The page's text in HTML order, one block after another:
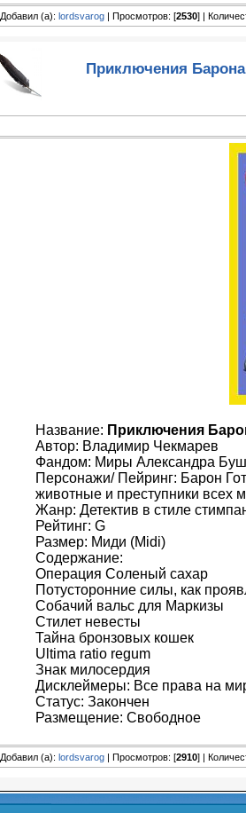
Добавил (а): lordsvarog | Просмотров: [2530] |
Приключения Барона
Название: Приключения
Автор: Владимир Чекмарев
Фандом: Миры Александра
Персонажи/ Пейринг: Барон
животные и преступники всех
Жанр: Детектив в стиле
Рейтинг: G
Размер: Миди (Midi)
Содержание:
Операция Соленый сахар
Потусторонние силы, как
Собачий вальс для Маркизы
Стилет невесты
Тайна бронзовых кошек
Ultima ratio regum
Знак милосердия
Дисклеймеры: Все права на
Статус: Закончен
Размещение: Свободное
Добавил (а): lordsvarog | Просмотров: [2910] |